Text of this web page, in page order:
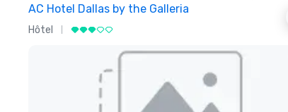
AC Hotel Dallas by the Galleria
Hôtel